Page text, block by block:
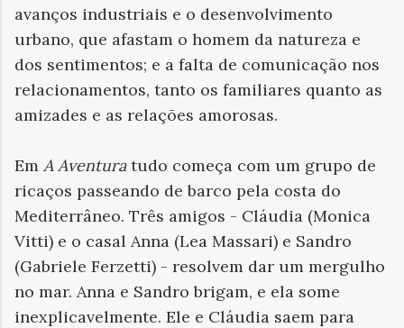
avanços industriais e o desenvolvimento
urbano, que afastam o homem da natureza e
dos sentimentos; e a falta de comunicação nos
relacionamentos, tanto os familiares quanto as
amizades e as relações amorosas.
Em A Aventuratudo começa com um grupo de
ricaços passeando de barco pela costa do
Mediterrâneo. Três amigos - Cláudia (Monica
Vitti) e o casal Anna (Lea Massari) e Sandro
(Gabriele Ferzetti) - resolvem dar um mergulho
no mar. Anna e Sandro brigam, e ela some
inexplicavelmente. Ele e Cláudia saem para